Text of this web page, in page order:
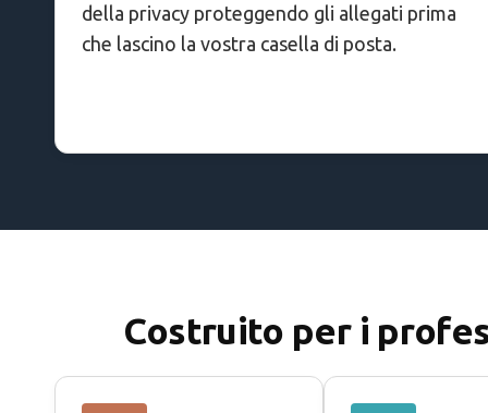
della privacy proteggendo gli allegati prima
che lascino la vostra casella di posta.
Costruito per i